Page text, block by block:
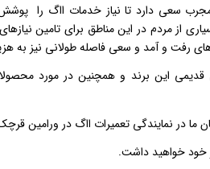
مجرب سعی دارد تا نیاز خدمات ااگ را
مردم در این مناطق برای تامین نیازهای
رفت و آمد و سعی فاصله طولانی نیز به
این برند و همچنین در مورد
در نمایندگی تعمیرات ااگ در ورامین
خود خواهید داشت.